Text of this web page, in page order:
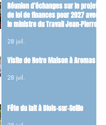
Réunion d’échanges sur le projet
de loi de finances pour 2027 avec
le ministre du Travail Jean-Pierre
28 juil.
Visite de Notre Maison à Aromas
28 juil.
Fête du lait à Blois-sur-Seille